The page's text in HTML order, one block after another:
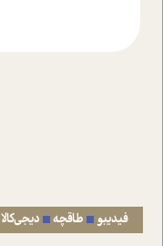
فیدیبو طاقچه دیجی‌کالا